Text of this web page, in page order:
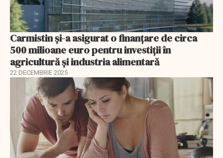
Carmistin și-a asigurat o finanțare de circa
500 milioane euro pentru investiții în
agricultură și industria alimentară
22 DECEMBRIE 2025